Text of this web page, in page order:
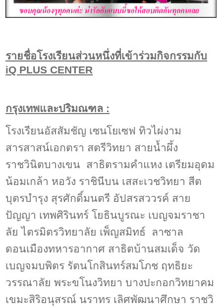
รายชื่อโรงเรียนส่วนหนึ่งที่เข้าร่วมกิจกรรมกับ
iQ PLUS CENTER
กรุงเทพและปริมณฑล :
โรงเรียนอัสสัมชัญ เซนโยเซฟ ทิวไผ่งาม
สารสาสน์เอกตรา สตรีวิทยา สายน้ำผึ้ง
ราชวินิตบางเขน สาธิตรามคำแหง เตรียมอุดม
น้อมเกล้า หอวัง ราชินีบน เสสะเวชวิทยา สีต
บุตรบำรุง สุรศักดิ์มนตรี อัปสรสววรค์ สาย
ปัญญา เทพศิรินทร์ โยธินบูรณะ เบญจมราชา
ลัย ไตรมิตรวิทยาลัย เพ็ญสมิทธ์ ลาซาล
ดอนเมืองทหารอากาศ สาธิตบ้านสมเด็จ วัด
เบญจมบพิตร รัตนโกสินทร์สมโภช ฤทธิยะ
วรรณาลัย พระขโนงวิทยา บางปะกอกวิทยาคม
เขมะสิริอนุสรณ์ นราทร เลิศพัฒนาศึกษา ราชวิ